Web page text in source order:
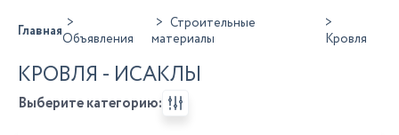
ГлавнаяОбъявления
Строительные
материалы
Кровля
КРОВЛЯ - ИСАКЛЫ
Выберите категорию: